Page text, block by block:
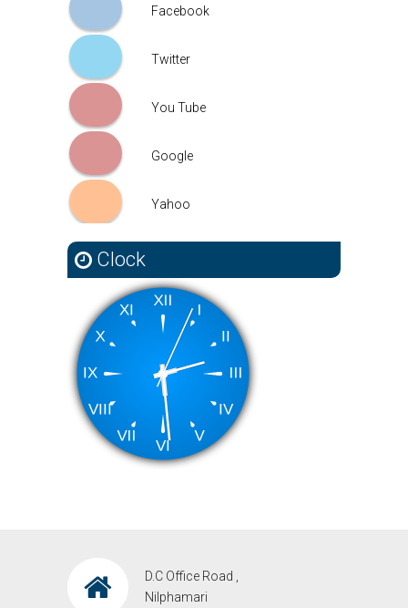
Facebook
Facebook
Twitter
Twitter
You Tube
You Tube
Google
Google
Yahoo
Yahoo
Clock
D.C Office Road ,
Nilphamari